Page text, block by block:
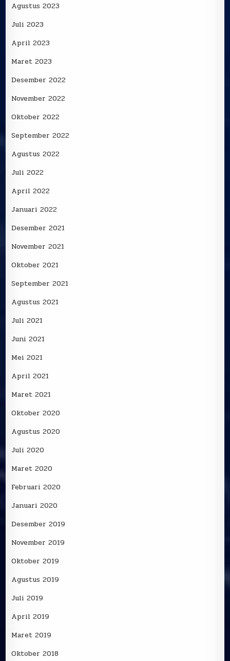
Agustus 2023
Juli 2023
April 2023
Maret 2023
Desember 2022
November 2022
Oktober 2022
September 2022
Agustus 2022
Juli 2022
April 2022
Januari 2022
Desember 2021
November 2021
Oktober 2021
September 2021
Agustus 2021
Juli 2021
Juni 2021
Mei 2021
April 2021
Maret 2021
Oktober 2020
Agustus 2020
Juli 2020
Maret 2020
Februari 2020
Januari 2020
Desember 2019
November 2019
Oktober 2019
Agustus 2019
Juli 2019
April 2019
Maret 2019
Oktober 2018